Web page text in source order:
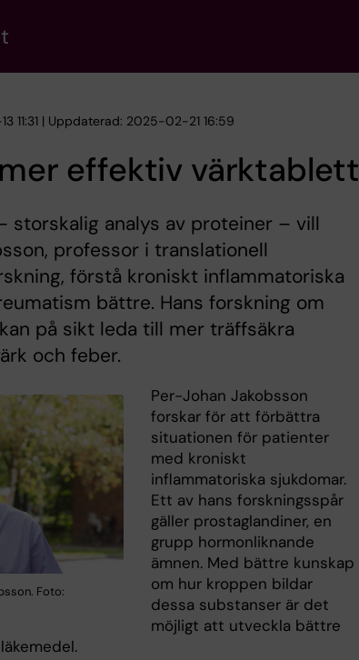
11:31 | Uppdaterad: 2025-02-21 16:59
effektiv värktablett
storskalig analys av proteiner – vill
professor i translationell
förstå kroniskt inflammatoriska
bättre. Hans forskning om
på sikt leda till mer träffsäkra
och feber.
Foto:
Per-Johan Jakobsson
forskar för att förbättra
situationen för patienter
med kroniskt
inflammatoriska sjukdomar.
Ett av hans forskningsspår
gäller prostaglandiner, en
grupp hormonlik­nande
ämnen. Med bättre kunskap
om hur kroppen bildar
dessa substanser är det
möjligt att utveckla bättre